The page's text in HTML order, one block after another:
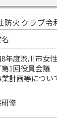
防火クラブ令
年度渋川市女
第1回役員会議
業計画等につい
修